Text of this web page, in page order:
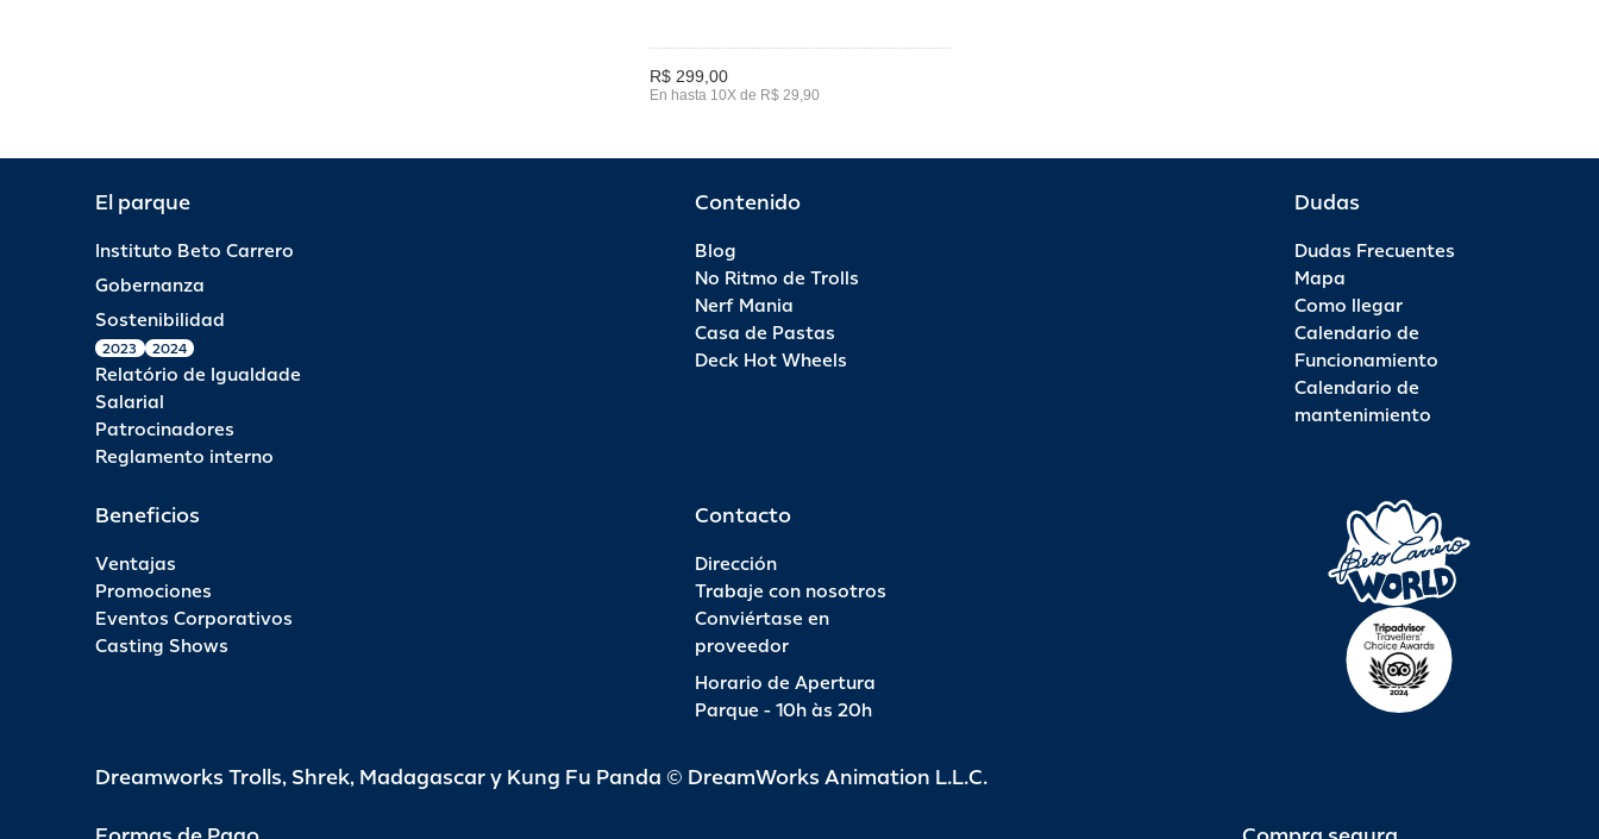
R$ 299,00
En hasta 10X de R$ 29,90
El parque
Instituto Beto Carrero
Gobernanza
Sostenibilidad
2023 2024
Relatório de Igualdade
Salarial
Patrocinadores
Reglamento interno
Contenido
Blog
No Ritmo de Trolls
Nerf Mania
Casa de Pastas
Deck Hot Wheels
Dudas
Dudas Frecuentes
Mapa
Como llegar
Calendario de
Funcionamiento
Calendario de
mantenimiento
Beneficios
Ventajas
Promociones
Eventos Corporativos
Casting Shows
Contacto
Dirección
Trabaje con nosotros
Conviértase en
proveedor
Horario de Apertura
Parque - 10h às 20h
Dreamworks Trolls, Shrek, Madagascar y Kung Fu Panda © DreamWorks Animation L.L.C.